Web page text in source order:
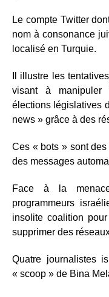
Le compte Twitter
nom à consonance
localisé en Turquie.
Il illustre les
visant à manipuler
élections législatives
news » grâce à des
Ces « bots » sont
des messages
Face à la
programmeurs
insolite coalition
supprimer des
Quatre journalistes
« scoop » de Bina